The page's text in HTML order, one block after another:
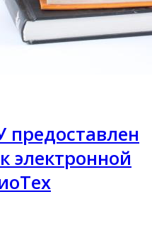
предоставлен
электронной